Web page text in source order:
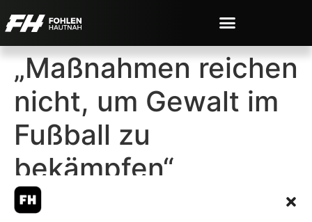
„Maßnahmen reichen
nicht, um Gewalt im
Fußball zu
bekämpfen“